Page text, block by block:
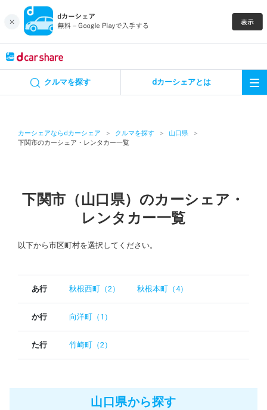
クルマを探す dカーシェアとは
カーシェアならdカーシェア クルマを探す
山口県
下関市のカーシェア・レンタカー一覧
下関市（山口県）のカーシェア・
レンタカー一覧
以下から市区町村を選択してください。
あ行 秋根西町（2） 秋根本町（4）
か行 向洋町（1）
た行 竹崎町（2）
山口県から探す
カーシェア
特集
アプリの使い方